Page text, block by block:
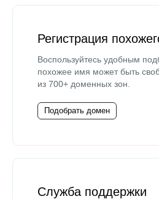
Регистрация
Воспользуйтесь удобным
похожее имя может быть
из 700+ доменных зон.
Подобрать домен
Служба поддержки